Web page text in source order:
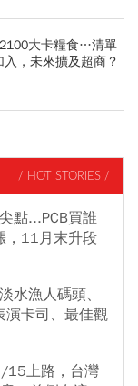
大卡糧食…清單
，未來擴及超商？
/ HOT STORIES /
點...PCB買誰
，11月末升段
水漁人碼頭、
卡司、最佳觀
15上路，台灣